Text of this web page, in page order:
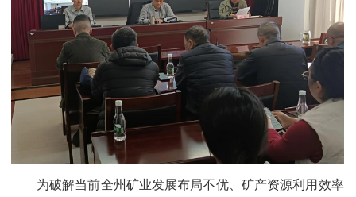
为破解当前全州矿业发展布局不优、矿产资源利用效率